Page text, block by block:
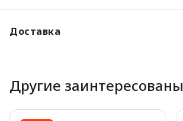
Доставка
Другие заинтересованы